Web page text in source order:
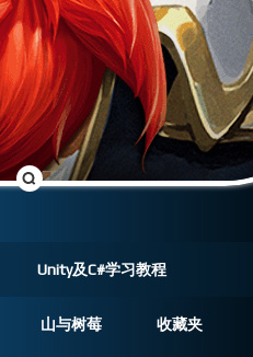
Unity及C#学习教程
山与树莓 收藏夹